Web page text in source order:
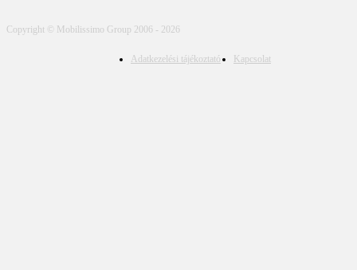
Copyright © Mobilissimo Group 2006 - 2026
Adatkezelési tájékoztató Kapcsolat